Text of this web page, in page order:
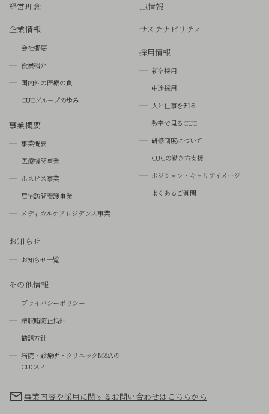
経営理念
企業情報
会社概要
役員紹介
国内外の医療の負
CUCグループの歩み
事業概要
事業概要
医療機関事業
ホスピス事業
居宅訪問看護事業
メディカルケアレジデンス事業
IR情報
サステナビリティ
採用情報
新卒採用
中途採用
人と仕事を知る
数字で見るCUC
研修制度について
CUCの働き方支援
ポジション・キャリアイメージ
よくあるご質問
お知らせ
お知らせ一覧
その他情報
プライバシーポリシー
贈収賄防止指針
勧誘方針
病院・診療所・クリニックM&Aの
CUCAP
事業内容や採用に関するお問い合わせはこちらから